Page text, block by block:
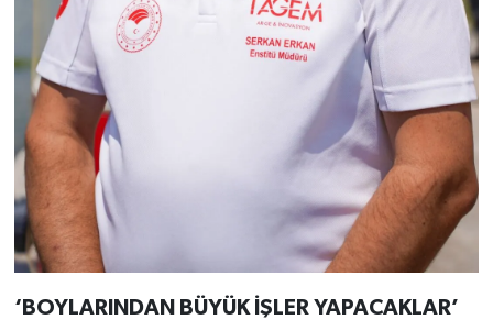
‘BOYLARINDAN BÜYÜK İŞLER YAPACAKLAR’